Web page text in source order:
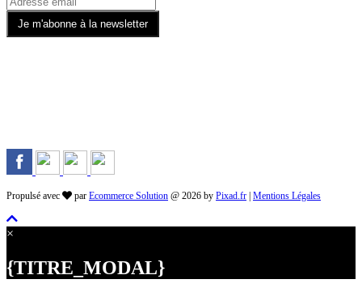
Propulsé avec par Ecommerce Solution @ 2026 by Pixad.fr Mentions Légales
×
{TITRE_MODAL}